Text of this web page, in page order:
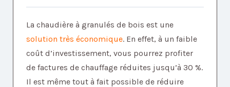
La chaudière à granulés de bois est une
solution très économique. En effet, à un faible
coût d’investissement, vous pourrez profiter
de factures de chauffage réduites jusqu’à 30 %.
Il est même tout à fait possible de réduire